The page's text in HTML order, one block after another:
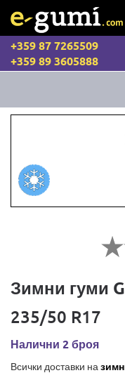
+359 87 7265509
+359 89 3605888
Зимни гуми
235/50 R17
Налични 2 броя
Всички доставки на